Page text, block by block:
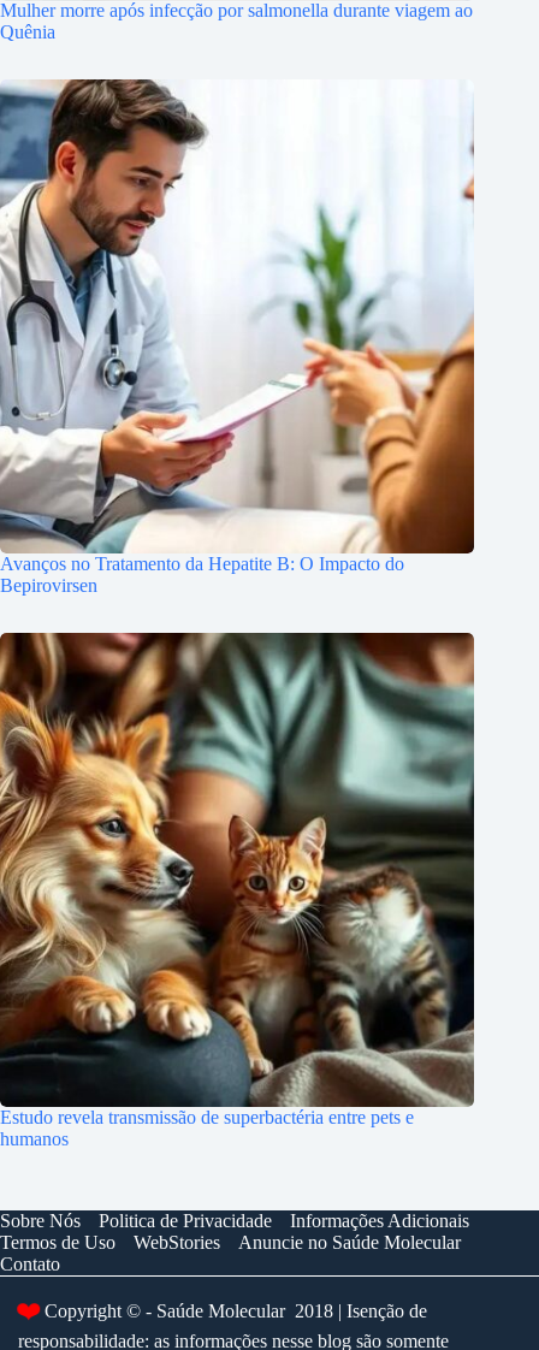
Mulher morre após infecção por salmonella durante viagem ao
Quênia
Avanços no Tratamento da Hepatite B: O Impacto do
Bepirovirsen
Estudo revela transmissão de superbactéria entre pets e
humanos
Sobre Nós Politica de Privacidade
Informações Adicionais
Termos de Uso
WebStories
Anuncie no Saúde Molecular
Contato
❤️Copyright © - Saúde Molecular 2018 | Isenção de
responsabilidade: as informações nesse blog são somente